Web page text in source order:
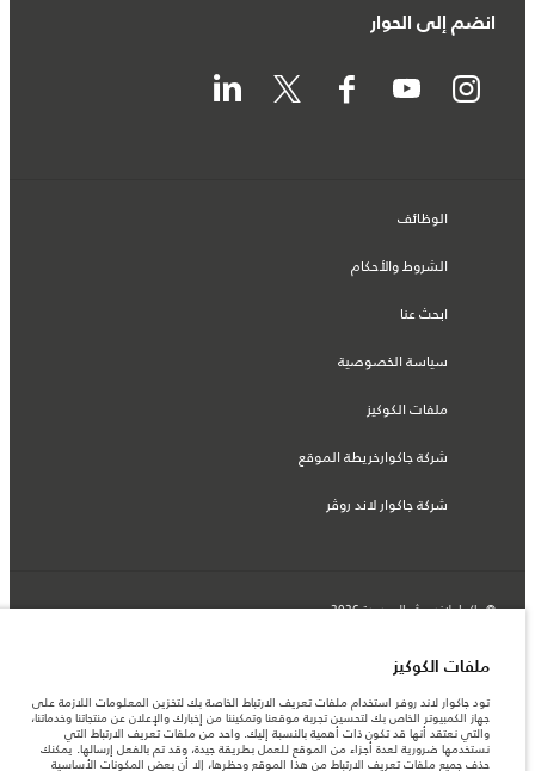
انضم إلى الحوار
الوظائف
الشروط والأحكام
ابحث عنا
سياسة الخصوصية
ملفات الكوكيز
شركة جاكوارخريطة الموقع
شركة جاكوار لاند روڤر
© جاكوار لاند روڨر المحدودة 2026
لبنان, سعد وطراد
المعلومات والمواصفات والأسعار والألوان المذكورة على هذا الموقع قد تختلف من بلد إلى
آخر، كما أنّها قد تتغير بدون إشعار مسبق. الرجاء التواصل مع وكيلنا المحلي للتأكد من توفّرها
والتحقق من الأسعار.
الأرقام المقدمة هي نتيجة لاختبارات المصنع الرسمية وفقاً لتشريعات الاتحاد الأوروبي. قد
يتباين استهلك الوقود الفعلي للمركبة عن ذلك المتحقق في تلك الاختبارات كما أن هذه
ملفات الكوكيز
تود جاكوار لاند روفر استخدام ملفات تعريف الارتباط الخاصة بك لتخزين المعلومات اللازمة على
جهاز الكمبيوتر الخاص بك لتحسين تجربة موقعنا وتمكيننا من إخبارك والإعلان عن منتجاتنا وخدماتنا،
والتي نعتقد أنها قد تكون ذات أهمية بالنسبة إليك. واحد من ملفات تعريف الارتباط التي
نستخدمها ضرورية لعدة أجزاء من الموقع للعمل بطريقة جيدة، وقد تم بالفعل إرسالها. يمكنك
حذف جميع ملفات تعريف الارتباط من هذا الموقع وحظرها، إلا أن بعض المكونات الأساسية